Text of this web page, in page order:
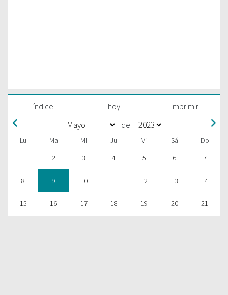
índice hoy imprimir
de
Lu Ma Mi Ju Vi Sá
Do
1
2 3 4 5 6 7
8 9 10 11 12 13 14
15 16 17 18 19 20 21